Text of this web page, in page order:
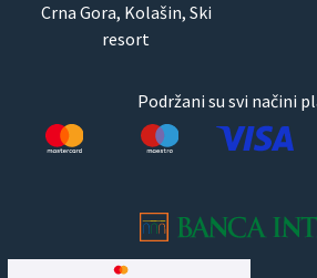
Crna Gora, Kolašin, Ski
resort
Podržani su svi načini